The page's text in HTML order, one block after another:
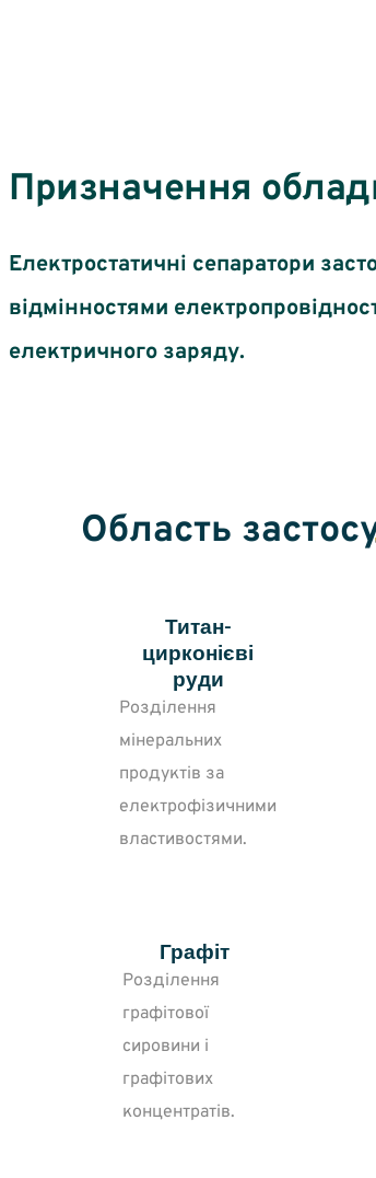
Призначення
Електростатичні сепаратори
відмінностями
електричного заряду.
Область
Титан-
цирконієві
руди
Розділення
мінеральних
продуктів за
електрофізичними
властивостями.
Графіт
Розділення
графітової
сировини і
графітових
концентратів.